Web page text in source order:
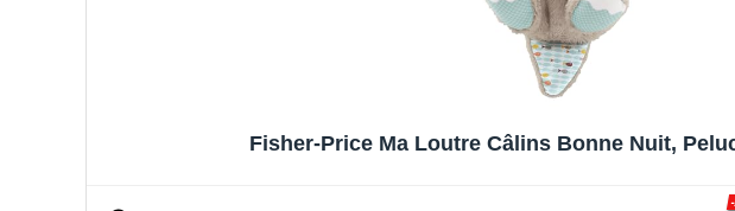
Fisher-Price Ma Loutre Câlins Bonne Nuit,